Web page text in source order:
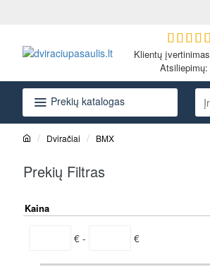
Klientų
Atsiliepimų:
Prekių katalogas
m
Dviračiai BMX
Prekių Filtras
Kaina
€ - €